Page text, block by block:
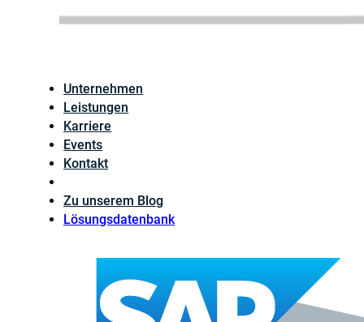
Unternehmen
Leistungen
Karriere
Events
Kontakt
Zu unserem Blog
Lösungsdatenbank